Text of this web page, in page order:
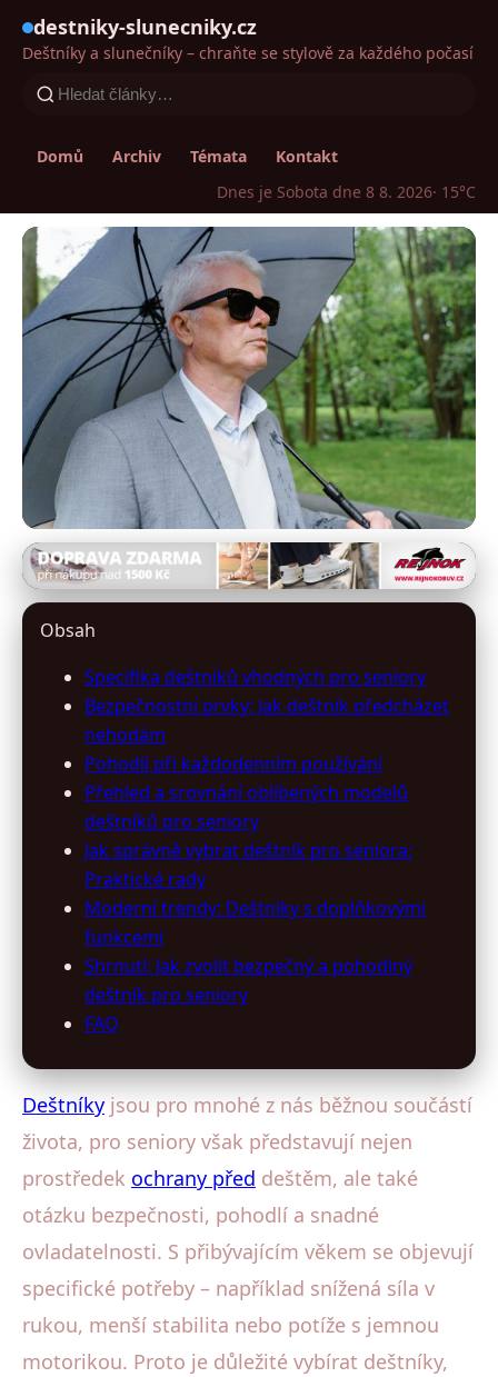
destniky-slunecniky.cz
Deštníky a slunečníky – chraňte se stylově za každého počasí
Domů Archiv Témata
Kontakt
Dnes je Sobota dne 8 8. 2026· 15°C
destniky-slunecniky.cz
4. 7. 2026· 10 min čtení · Autor: Eva Maršíková
Obsah
Specifika deštníků vhodných pro seniory
Bezpečnostní prvky: Jak deštník předcházet
nehodám
Pohodlí při každodenním používání
Přehled a srovnání oblíbených modelů
deštníků pro seniory
Jak správně vybrat deštník pro seniora:
Praktické rady
Moderní trendy: Deštníky s doplňkovými
funkcemi
Shrnutí: Jak zvolit bezpečný a pohodlný
deštník pro seniory
FAQ
Deštníky jsou pro mnohé z nás běžnou součástí
života, pro seniory však představují nejen
prostředek ochrany před deštěm, ale také
otázku bezpečnosti, pohodlí a snadné
ovladatelnosti. S přibývajícím věkem se objevují
specifické potřeby – například snížená síla v
rukou, menší stabilita nebo potíže s jemnou
motorikou. Proto je důležité vybírat deštníky,